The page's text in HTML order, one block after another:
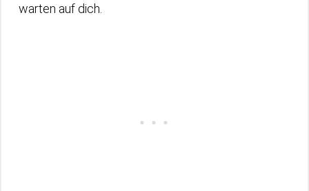
warten auf dich.